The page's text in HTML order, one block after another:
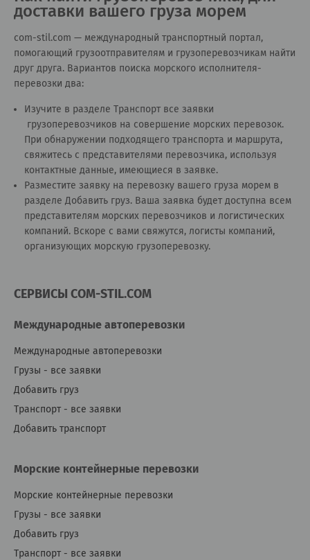
доставки вашего груза морем
сom-stil.com — международный транспортный портал,
помогающий грузоотправителям и грузоперевозчикам найти
друг друга. Вариантов поиска морского исполнителя-
перевозки два:
Изучите в разделе Транспорт все заявки
грузоперевозчиков на совершение морских перевозок.
При обнаружении подходящего транспорта и маршрута,
свяжитесь с представителями перевозчика, используя
контактные данные, имеющиеся в заявке.
Разместите заявку на перевозку вашего груза морем в
разделе Добавить груз. Ваша заявка будет доступна всем
представителям морских перевозчиков и логистических
компаний. Вскоре с вами свяжутся, логисты компаний,
организующих морскую грузоперевозку.
СЕРВИСЫ COM-STIL.COM
Международные автоперевозки
Международные автоперевозки
Грузы - все заявки
Добавить груз
Транспорт - все заявки
Добавить транспорт
Морские контейнерные перевозки
Морские контейнерные перевозки
Грузы - все заявки
Добавить груз
Транспорт - все заявки